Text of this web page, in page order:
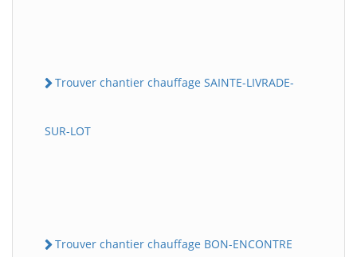
Trouver chantier chauffage SAINTE-LIVRADE-
SUR-LOT
Trouver chantier chauffage BON-ENCONTRE